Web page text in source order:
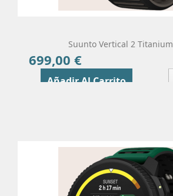
Suunto Vertical 2
699,00 €
Añadir Al Carrito